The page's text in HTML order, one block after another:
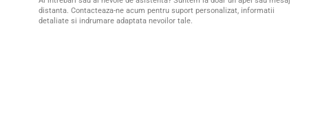
distanta. Contacteaza-ne acum pentru suport personalizat, informatii
detaliate si indrumare adaptata nevoilor tale.